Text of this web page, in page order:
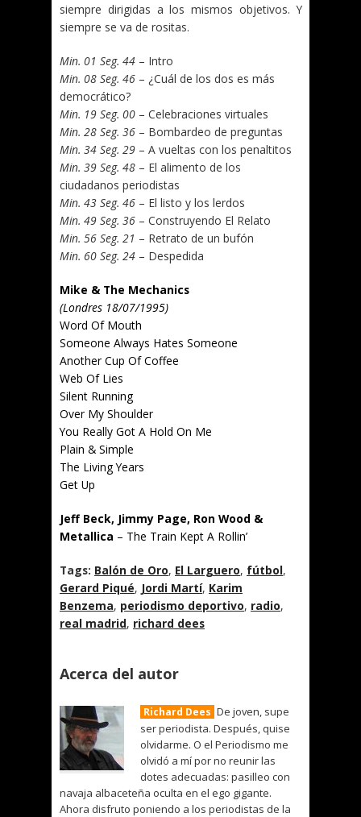
siempre dirigidas a los mismos objetivos. Y
siempre se va de rositas.
Min. 01 Seg. 44 – Intro
Min. 08 Seg. 46 – ¿Cuál de los dos es más
democrático?
Min. 19 Seg. 00 – Celebraciones virtuales
Min. 28 Seg. 36 – Bombardeo de preguntas
Min. 34 Seg. 29 – A vueltas con los penaltitos
Min. 39 Seg. 48 – El alimento de los
ciudadanos periodistas
Min. 43 Seg. 46 – El listo y los lerdos
Min. 49 Seg. 36 – Construyendo El Relato
Min. 56 Seg. 21 – Retrato de un bufón
Min. 60 Seg. 24 – Despedida
Mike & The Mechanics
(Londres 18/07/1995)
Word Of Mouth
Someone Always Hates Someone
Another Cup Of Coffee
Web Of Lies
Silent Running
Over My Shoulder
You Really Got A Hold On Me
Plain & Simple
The Living Years
Get Up
Jeff Beck, Jimmy Page, Ron Wood &
Metallica – The Train Kept A Rollin’
Tags: Balón de Oro, El Larguero, fútbol,
Gerard Piqué, Jordi Martí, Karim
Benzema, periodismo deportivo, radio,
real madrid, richard dees
Acerca del autor
Richard Dees De joven, supe
ser periodista. Después, quise
olvidarme. O el Periodismo me
olvidó a mí por no reunir las
dotes adecuadas: pasilleo con
navaja albaceteña oculta en el ego gigante.
Ahora disfruto poniendo a los periodistas de la